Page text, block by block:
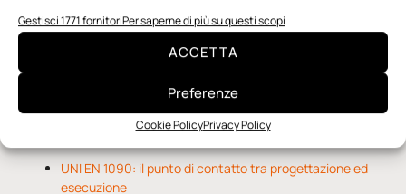
Gestisci 1771 fornitoriPer saperne di più su questi scopi
ACCETTA
Preferenze
Cookie PolicyPrivacy Policy
Una nuova mano robotica passa da una pinza all’altra
O-Ring, tecnica e applicazioni
Notizie da Il Progettista Industriale
UNI EN 1090: il punto di contatto tra progettazione ed
esecuzione